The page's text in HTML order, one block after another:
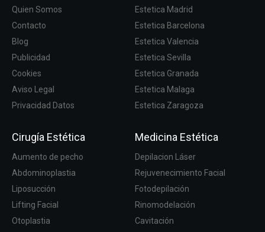
Quien Somos
Contacto
Blog
Publicidad
Cookies
Aviso Legal
Privacidad Datos
Estetica Madrid
Estetica Barcelona
Estetica Valencia
Estetica Sevilla
Estetica Granada
Estetica Malaga
Estetica Zaragoza
Cirugía Estética
Aumento de pecho
Abdominoplastia
Liposucción
Lifting Facial
Otoplastia
Medicina Estética
Depilacion Láser
Rejuvenecimiento Facial
Fotodepilación
Rinomodelación
Cavitación